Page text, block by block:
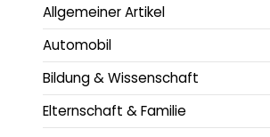
Allgemeiner Artikel
Automobil
Bildung & Wissenschaft
Elternschaft & Familie